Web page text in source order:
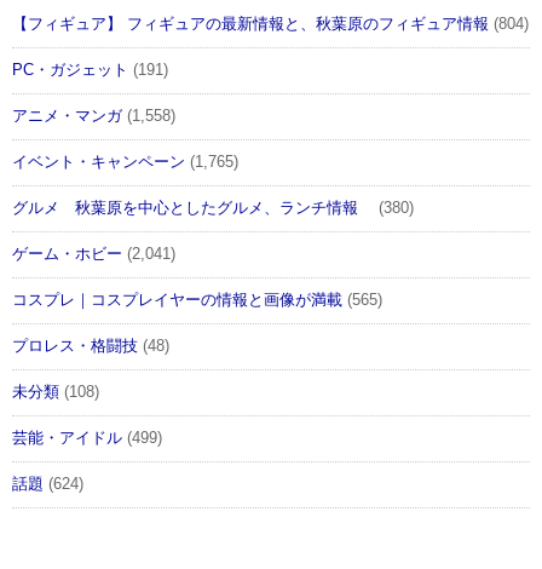
【フィギュア】 フィギュアの最新情報と、秋葉原のフィギュア情報 (804)
PC・ガジェット (191)
アニメ・マンガ(1,558)
イベント・キャンペーン (1,765)
グルメ 秋葉原を中心としたグルメ、ランチ情報 (380)
ゲーム・ホビー (2,041)
コスプレ｜コスプレイヤーの情報と画像が満載 (565)
プロレス・格闘技 (48)
未分類 (108)
芸能・アイドル (499)
話題 (624)